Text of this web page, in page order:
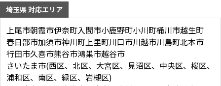
シ
ョ
ン
埼玉県 対応エリア
上尾市朝霞市伊奈町入間市小鹿野町小川町桶川市越生町
春日部市加須市神川町上里町川口市川越市川島町北本市
行田市久喜市熊谷市鴻巣市越谷市
さいたま市(西区、北区、大宮区、見沼区、中央区、桜区、
浦和区、南区、緑区、岩槻区)